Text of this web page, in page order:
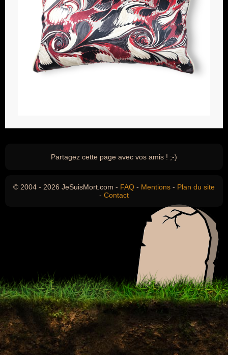
Partagez cette page avec vos amis ! ;-)
© 2004 - 2026 JeSuisMort.com - FAQ - Mentions - Plan du site
- Contact